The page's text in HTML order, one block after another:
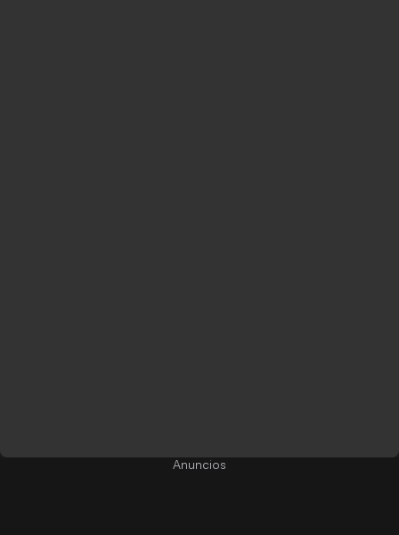
Anuncios